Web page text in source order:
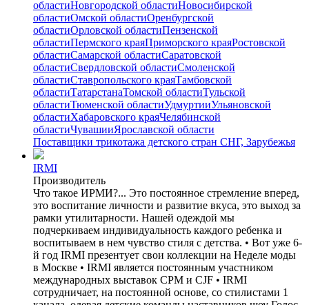
областиНовгородской областиНовосибирской
областиОмской областиОренбургской
областиОрловской областиПензенской
областиПермского краяПриморского краяРостовской
областиСамарской областиСаратовской
областиСвердловской областиСмоленской
областиСтавропольского краяТамбовской
областиТатарстанаТомской областиТульской
областиТюменской областиУдмуртииУльяновской
областиХабаровского краяЧелябинской
областиЧувашииЯрославской области
Поставщики трикотажа детского стран СНГ, Зарубежья
IRMI
Производитель
Что такое ИРМИ?... Это постоянное стремление вперед,
это воспитание личности и развитие вкуса, это выход за
рамки утилитарности. Нашей одеждой мы
подчеркиваем индивидуальность каждого ребенка и
воспитываем в нем чувство стиля с детства. • Вот уже 6-
й год IRMI презентует свои коллекции на Неделе моды
в Москве • IRMI является постоянным участником
международных выставок CPM и CJF • IRMI
сотрудничает, на постоянной основе, со стилистами 1